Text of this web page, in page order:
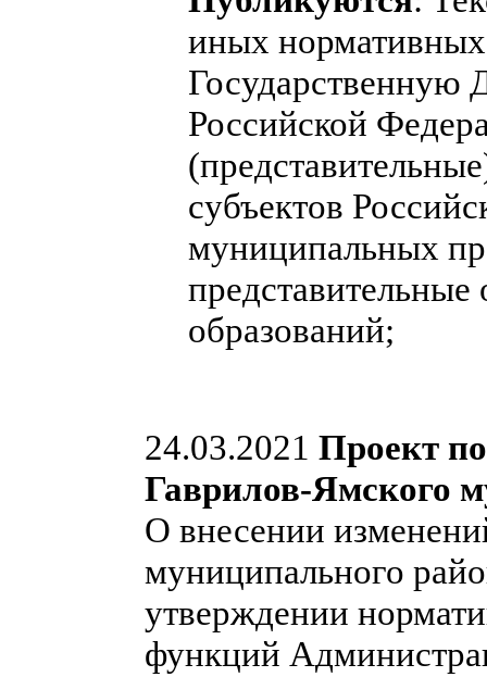
иных
Государственную
Российской
субъектов
муниципальных
образований;
24.03.2021 Проект
Гаврилов-Ямского
О внесении
муниципального
утверждении
функций